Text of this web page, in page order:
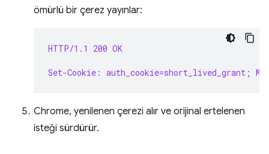
ömürlü bir çerez yayınlar:
HTTP/1.1 200 OK
Set-Cookie: auth_cookie=short_lived_grant;
Chrome, yenilenen çerezi alır ve orijinal ertelenen
isteği sürdürür.